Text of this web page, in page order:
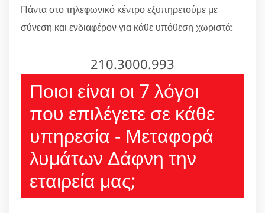
Πάντα στο τηλεφωνικό κέντρο εξυπηρετούμε με
σύνεση και ενδιαφέρον για κάθε υπόθεση χωριστά:
210.3000.993
Ποιοι είναι οι 7 λόγοι
που επιλέγετε σε κάθε
υπηρεσία - Μεταφορά
λυμάτων Δάφνη την
εταιρεία μας;